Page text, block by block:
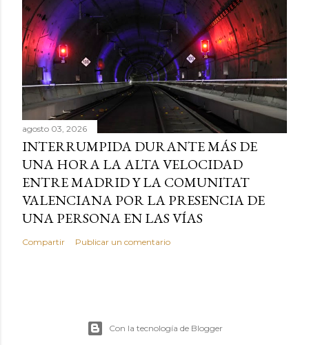
agosto 03, 2026
INTERRUMPIDA DURANTE MÁS DE
UNA HORA LA ALTA VELOCIDAD
ENTRE MADRID Y LA COMUNITAT
VALENCIANA POR LA PRESENCIA DE
UNA PERSONA EN LAS VÍAS
Compartir Publicar un comentario
Con la tecnología de Blogger